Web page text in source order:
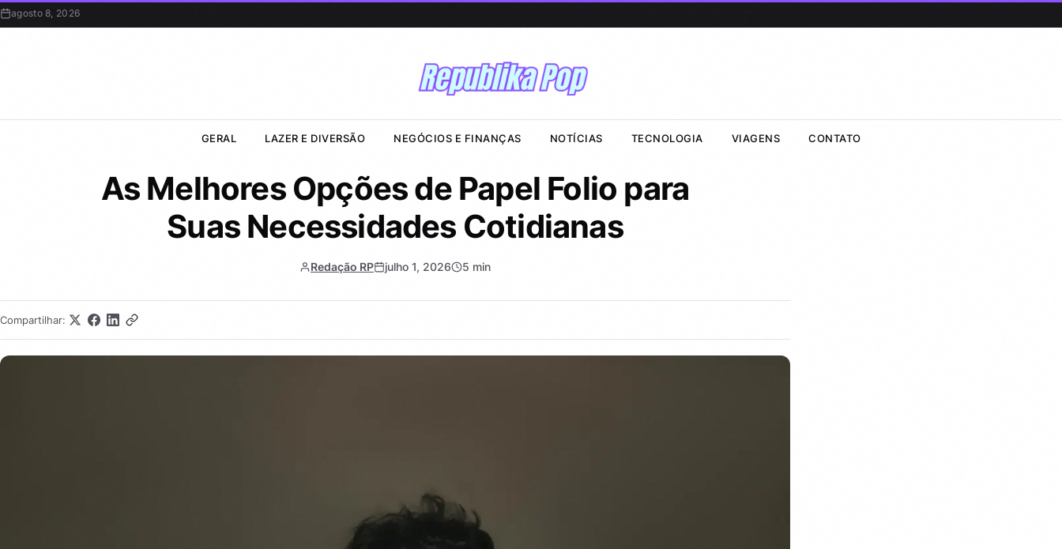
agosto 8, 2026
GERAL LAZER E DIVERSÃO NEGÓCIOS E FINANÇAS NOTÍCIAS TECNOLOGIA VIAGENS CONTATO
As Melhores Opções de Papel Folio para
Suas Necessidades Cotidianas
Redação RP julho 1, 2026 5 min
Compartilhar: